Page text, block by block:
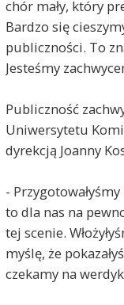
chór mały, który
Bardzo się
publiczności. To
Jesteśmy
Publiczność
Uniwersytetu
dyrekcją Joanny
-
to dla nas na
tej scenie.
myślę, że
czekamy na